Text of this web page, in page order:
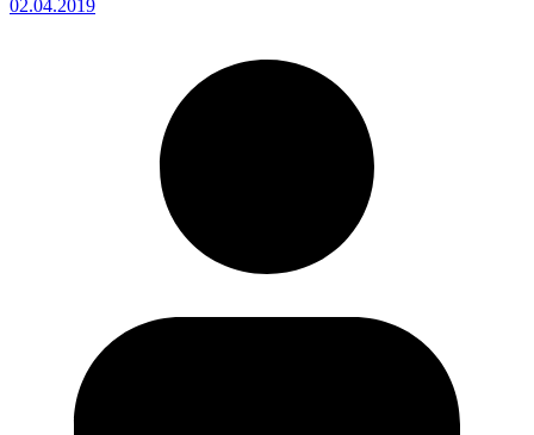
02.04.2019